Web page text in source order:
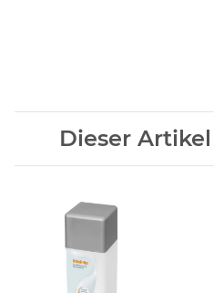
Dieser